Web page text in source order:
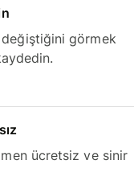
değiştiğini görmek
ücretsiz ve sinir